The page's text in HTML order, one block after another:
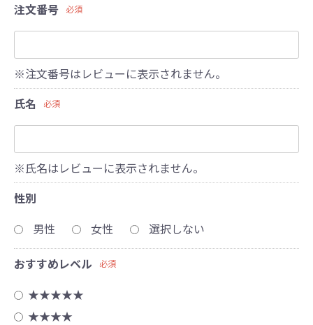
注文番号
必須
※注文番号はレビューに表示されません。
氏名
必須
※氏名はレビューに表示されません。
性別
男性
女性 選択しない
おすすめレベル 必須
★★★★★
★★★★